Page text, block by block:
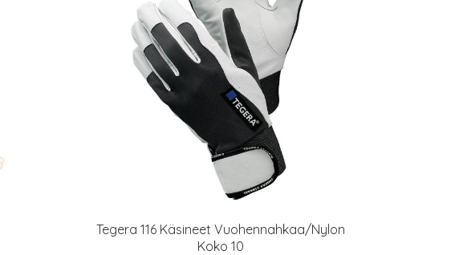
Tegera 116 Käsineet Vuohennahkaa/Nylon
Koko 10